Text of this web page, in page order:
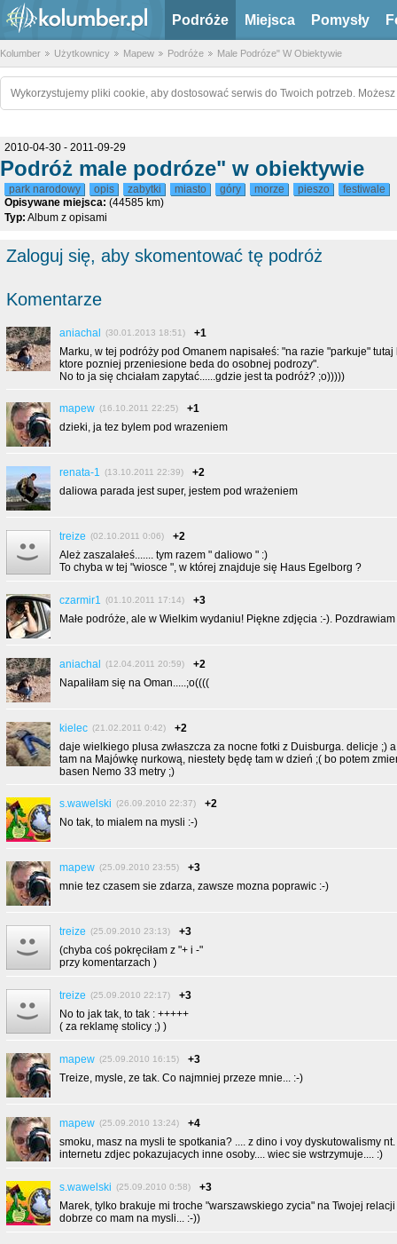
Podróże Miejsca Pomysły
Kolumber Użytkownicy Mapew Podróże Male Podróze" W Obiektywie
Wykorzystujemy pliki cookie, aby dostosować serwis do Twoich potrzeb.
2010-04-30 - 2011-09-29
Podróż male podróze" w obiektywie
park narodowy opis zabytki miasto góry morze pieszo
festiwale
Opisywane miejsca: (44585 km)
Typ: Album z opisami
Zaloguj się, aby skomentować tę podróż
Komentarze
aniachal (30.01.2013 18:51)
+1
Marku, w tej podróży pod Omanem napisałeś: "na razie "parkuje"
ktore pozniej przeniesione beda do osobnej podrozy".
No to ja się chciałam zapytać......gdzie jest ta podróż? ;o)))))
mapew (16.10.2011 22:25)
+1
dzieki, ja tez bylem pod wrazeniem
renata-1 (13.10.2011 22:39)
+2
daliowa parada jest super, jestem pod wrażeniem
treize (02.10.2011 0:06)
+2
Ależ zaszalałeś....... tym razem " daliowo " :)
To chyba w tej "wiosce ", w której znajduje się Haus Egelborg ?
czarmir1 (01.10.2011 17:14)
+3
Małe podróże, ale w Wielkim wydaniu! Piękne zdjęcia :-). Pozdrawiam
aniachal (12.04.2011 20:59)
+2
Napaliłam się na Oman.....;o((((
kielec (21.02.2011 0:42)
+2
daje wielkiego plusa zwłaszcza za nocne fotki z Duisburga. delicje ;)
tam na Majówkę nurkową, niestety będę tam w dzień ;( bo potem
basen Nemo 33 metry ;)
s.wawelski (26.09.2010 22:37)
+2
No tak, to mialem na mysli :-)
mapew (25.09.2010 23:55)
+3
mnie tez czasem sie zdarza, zawsze mozna poprawic :-)
treize (25.09.2010 23:13)
+3
(chyba coś pokręciłam z "+ i -"
przy komentarzach )
treize (25.09.2010 22:17)
+3
No to jak tak, to tak : +++++
( za reklamę stolicy ;) )
mapew (25.09.2010 16:15)
+3
Treize, mysle, ze tak. Co najmniej przeze mnie... :-)
mapew (25.09.2010 13:24)
+4
smoku, masz na mysli te spotkania? .... z dino i voy dyskutowalismy
internetu zdjec pokazujacych inne osoby.... wiec sie wstrzymuje.... :)
s.wawelski (25.09.2010 0:58)
+3
Marek, tylko brakuje mi troche "warszawskiego zycia" na Twojej
dobrze co mam na mysli... :-))